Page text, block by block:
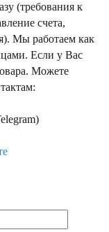
(требования к
счета,
Мы работаем как
Если у Вас
Можете